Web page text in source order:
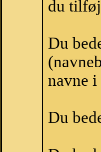
du
Du
navne i
Du